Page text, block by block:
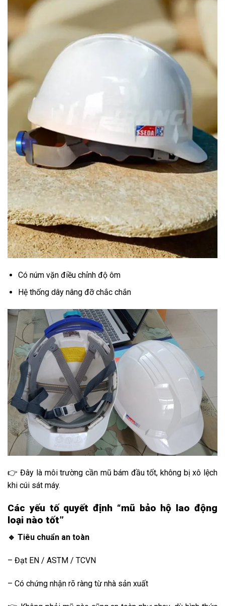
Có núm vặn điều chỉnh độ ôm
Hệ thống dây nâng đỡ chắc chắn
👉 Đây là môi trường cần mũ bám đầu tốt, không bị xô lệch
khi cúi sát máy.
Các yếu tố quyết định “mũ bảo hộ lao động
loại nào tốt”
🔹 Tiêu chuẩn an toàn
– Đạt EN / ASTM / TCVN
– Có chứng nhận rõ ràng từ nhà sản xuất